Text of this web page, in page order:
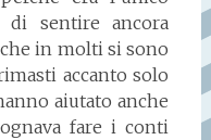
di sentire ancora
in molti si sono
accanto solo
aiutato anche
fare i conti